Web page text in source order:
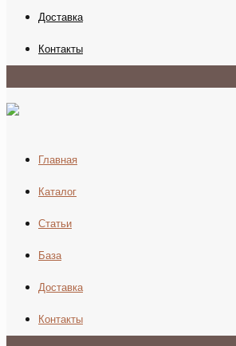
Доставка
Контакты
Главная
Каталог
Статьи
База
Доставка
Контакты